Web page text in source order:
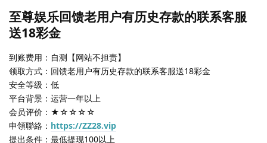
至尊娱乐回馈老用户有历史存款的联系客服
送18彩金
到账费用：自测【网站不担责】
领取方式：回馈老用户有历史存款的联系客服送18彩金
安全等级：低
平台背景：运营一年以上
会员评价：★☆☆☆☆
申領聯絡： https://ZZ28.vip
提出条件：最低提现100以上